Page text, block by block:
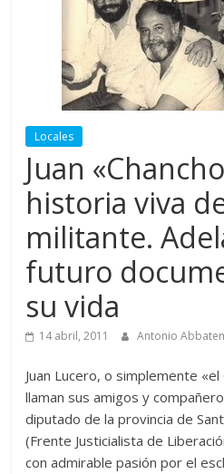
Locales
Juan
historia viva
militante.
futuro
su vida
14 abril, 2011 Antonio
Juan Lucero, o simplemente «el
llaman sus amigos y
diputado de la provincia de
(Frente Justicialista de
con admirable pasión por el